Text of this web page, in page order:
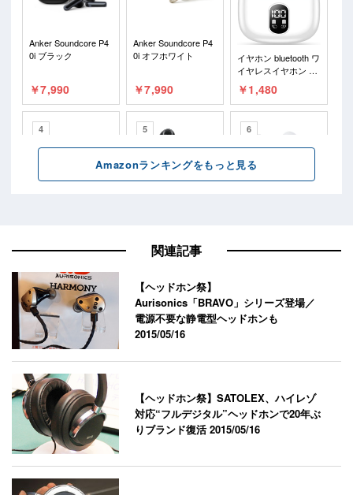
関連記事
【ヘッドホン祭】
Aurisonics「BRAVO」シリーズ登場／
電源不要な静電型ヘッドホンも
2015/05/16
【ヘッドホン祭】SATOLEX、ハイレゾ
対応“フルデジタル”ヘッドホンで20年ぶ
りブランド復活2015/05/16